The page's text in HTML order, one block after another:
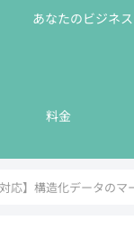
あなたのビジネ
料金
対応】構造化データの